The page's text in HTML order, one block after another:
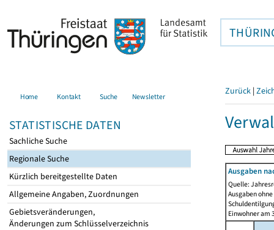
Home Kontakt Suche Newsletter
STATISTISCHE DATEN
Sachliche Suche
Regionale Suche
Kürzlich bereitgestellte Daten
Allgemeine Angaben, Zuordnungen
Gebietsveränderungen,
Änderungen zum Schlüsselverzeichnis
Zurück |
Ausgaben
Quelle:
Ausgaben
Einwohner am